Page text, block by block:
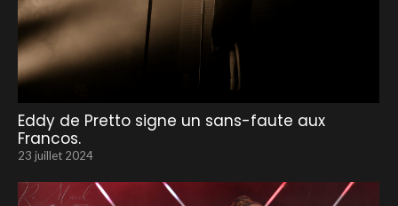
Eddy de Pretto signe un sans-faute aux
Francos.
23 juillet 2024